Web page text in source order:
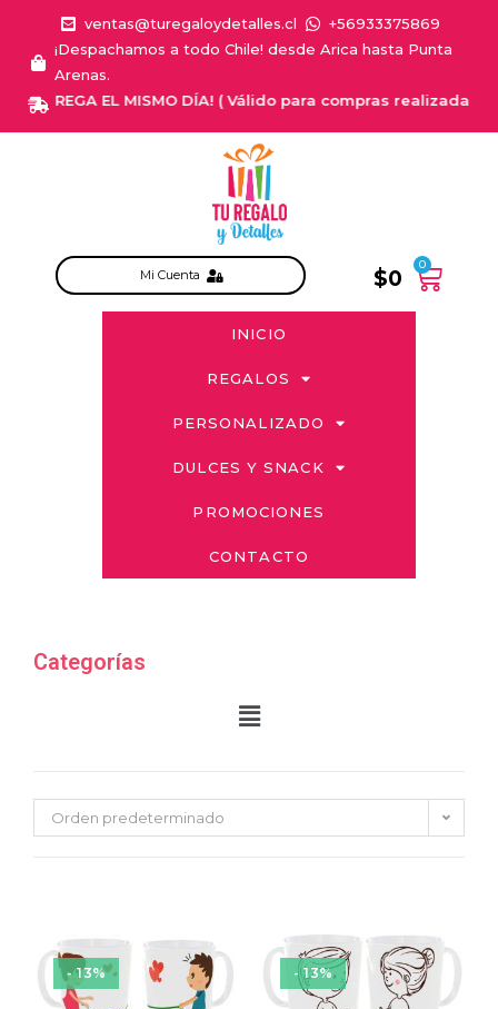
ventas@turegaloydetalles.cl
+56933375869
¡Despachamos a todo Chile! desde Arica hasta Punta
Arenas.
¡ENTREGA EL MISMO DÍA! ( Válido para compras
Mi Cuenta $0
0
INICIO
REGALOS
PERSONALIZADO
DULCES Y SNACK
PROMOCIONES
CONTACTO
Categorías
Orden predeterminado
- 13% - 13%